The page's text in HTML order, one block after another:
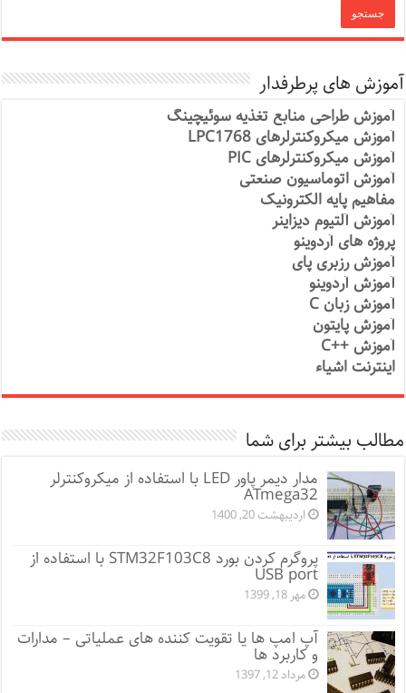
آموزش های پرطرفدار
آموزش طراحی منابع تغذیه سوئیچینگ
آموزش میکروکنترلرهای LPC1768
آموزش میکروکنترلرهای PIC
آموزش اتوماسیون صنعتی
مفاهیم پایه الکترونیک
آموزش آلتیوم دیزاینر
پروژه های آردوینو
آموزش رزبری پای
آموزش آردوینو
آموزش زبان C
آموزش پایتون
آموزش ++C
اینترنت اشیاء
مطالب بیشتر برای شما
مدار دیمر پاور LED با استفاده از میکروکنترلر
ATmega32
اردیبهشت 20, 1400
پروگرم کردن بورد STM32F103C8 با استفاده از
USB port
مهر 18, 1399
آپ امپ ها یا تقویت کننده های عملیاتی – مدارات
و کاربرد ها
مرداد 12, 1397